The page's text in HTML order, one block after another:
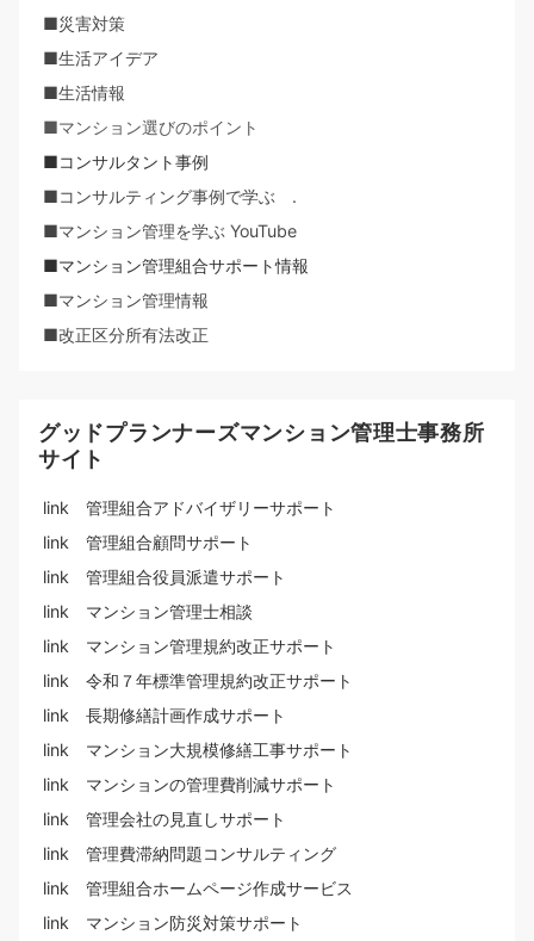
■災害対策
■生活アイデア
■生活情報
■マンション選びのポイント
■コンサルタント事例
■コンサルティング事例で学ぶ .
■マンション管理を学ぶ YouTube
■マンション管理組合サポート情報
■マンション管理情報
■改正区分所有法改正
グッドプランナーズマンション管理士事務所
サイト
link 管理組合アドバイザリーサポート
link 管理組合顧問サポート
link 管理組合役員派遣サポート
link マンション管理士相談
link マンション管理規約改正サポート
link 令和７年標準管理規約改正サポート
link 長期修繕計画作成サポート
link マンション大規模修繕工事サポート
link マンションの管理費削減サポート
link 管理会社の見直しサポート
link 管理費滞納問題コンサルティング
link 管理組合ホームページ作成サービス
link マンション防災対策サポート